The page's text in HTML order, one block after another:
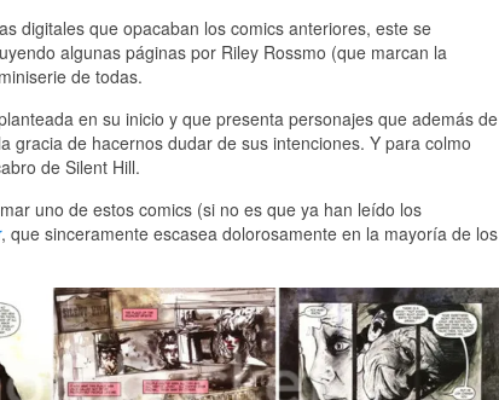
digitales que opacaban los comics anteriores, este se
algunas páginas por Riley Rossmo (que marcan la
de todas.
en su inicio y que presenta personajes que además de
gracia de hacernos dudar de sus intenciones. Y para colmo
de Silent Hill.
uno de estos comics (si no es que ya han leído los
, que sinceramente escasea dolorosamente en la mayoría de los